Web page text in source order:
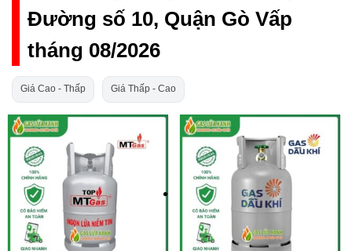
Đường số 10, Quận Gò Vấp
tháng 08/2026
Giá Cao - Thấp Giá Thấp - Cao